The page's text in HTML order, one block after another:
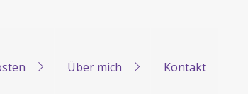
Über mich Kontakt